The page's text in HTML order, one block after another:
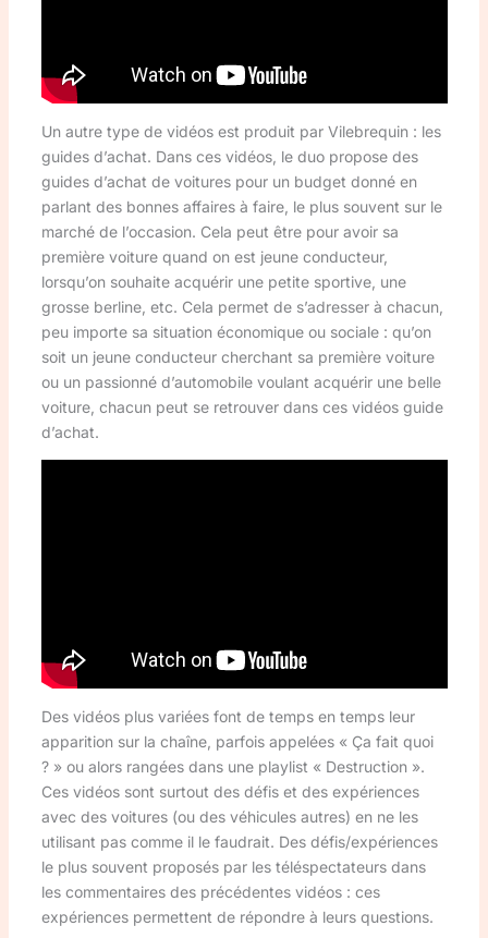
Un autre type de vidéos est produit par Vilebrequin : les
guides d’achat. Dans ces vidéos, le duo propose des
guides d’achat de voitures pour un budget donné en
parlant des bonnes affaires à faire, le plus souvent sur le
marché de l’occasion. Cela peut être pour avoir sa
première voiture quand on est jeune conducteur,
lorsqu’on souhaite acquérir une petite sportive, une
grosse berline, etc. Cela permet de s’adresser à chacun,
peu importe sa situation économique ou sociale : qu’on
soit un jeune conducteur cherchant sa première voiture
ou un passionné d’automobile voulant acquérir une belle
voiture, chacun peut se retrouver dans ces vidéos guide
d’achat.
Des vidéos plus variées font de temps en temps leur
apparition sur la chaîne, parfois appelées « Ça fait quoi
? » ou alors rangées dans une playlist « Destruction ».
Ces vidéos sont surtout des défis et des expériences
avec des voitures (ou des véhicules autres) en ne les
utilisant pas comme il le faudrait. Des défis/expériences
le plus souvent proposés par les téléspectateurs dans
les commentaires des précédentes vidéos : ces
expériences permettent de répondre à leurs questions.